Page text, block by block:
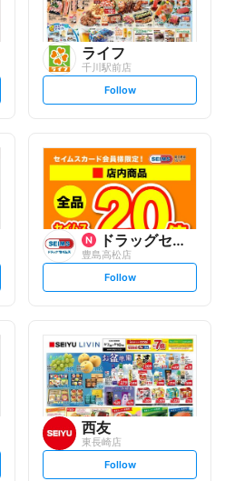
ライフ
千川駅前店
s
t
l
o
w
Follow
ドラッグセイムス
豊島高松店
s
t
l
o
w
Follow
西友
東長崎店
s
Follow